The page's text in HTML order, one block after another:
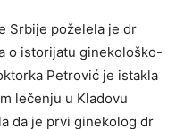
Srbije poželela je dr
o istorijatu ginekološko-
Petrović je istakla
lečenju u Kladovu
da je prvi ginekolog dr